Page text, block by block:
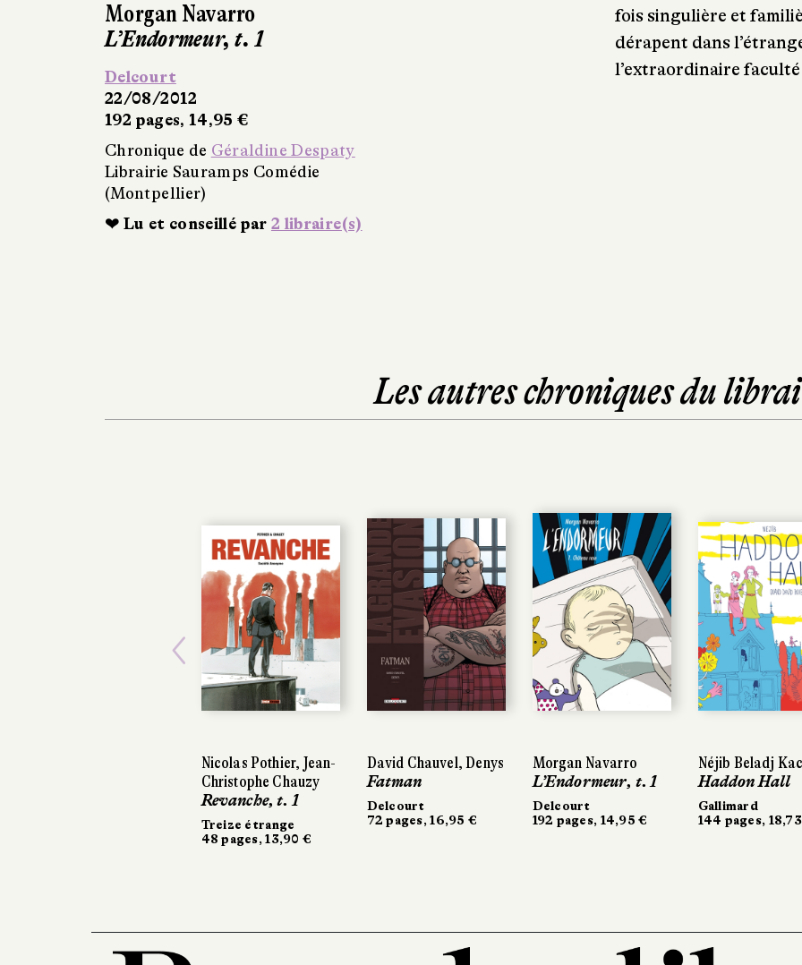
Morgan Navarro
L’Endormeur, t. 1
Delcourt
22/08/2012
192 pages, 14,95 €
Chronique de Géraldine Despaty
Librairie Sauramps Comédie
(Montpellier)
❤ Lu et conseillé par 2 libraire(s)
fois singulière et
dérapent dans
l’extraordinaire
Les autres chroniques du
Nicolas Pothier, Jean-
Christophe Chauzy
Revanche, t. 1
Treize étrange
48 pages, 13,90 €
David Chauvel, Denys
Fatman
Delcourt
72 pages, 16,95 €
Morgan Navarro
L’Endormeur, t. 1
Delcourt
192 pages, 14,95 €
Néjib Beladj
Haddon Hall
Gallimard
144 pages,
Previous